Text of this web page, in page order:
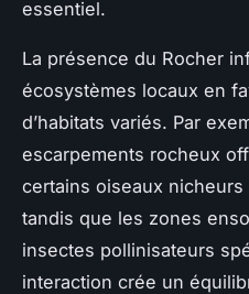
essentiel.
La présence du Rocher
écosystèmes locaux en
d’habitats variés. Par
escarpements rocheux
certains oiseaux
tandis que les zones
insectes pollinisateurs
interaction crée un